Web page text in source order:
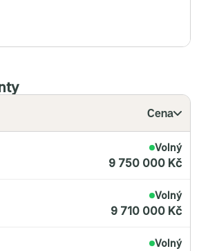
Cena
Volný
9 750 000 Kč
Volný
9 710 000 Kč
Volný